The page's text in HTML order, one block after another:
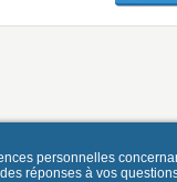
personnelles
réponses à vos